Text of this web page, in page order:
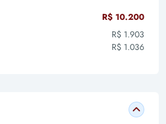
R$ 10.200
R$ 1.903
R$ 1.036